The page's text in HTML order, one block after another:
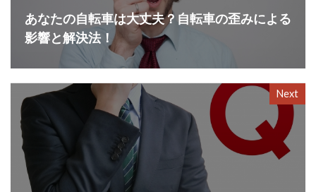
あなたの自転車は大丈夫？自転車の歪みによる
影響と解決法！
Next